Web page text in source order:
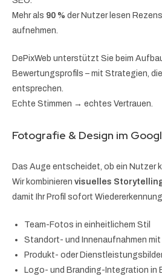
Mehr als 90 % der Nutzer lesen
aufnehmen.
DePixWeb unterstützt Sie beim
Bewertungsprofils – mit Strategien,
entsprechen.
Echte Stimmen → echtes Vertrauen.
Fotografie & Design im
Das Auge entscheidet, ob ein Nutzer
Wir kombinieren visuelles
damit Ihr Profil sofort
Team-Fotos in einheitlichem Stil
Standort- und Innenaufnahmen
Produkt- oder
Logo- und Branding-Integration in